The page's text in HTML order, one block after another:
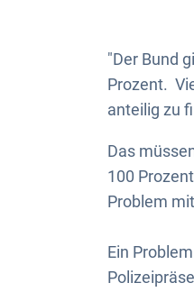
"Der Bund
Prozent.
anteilig zu
Das
100
Problem
Ein